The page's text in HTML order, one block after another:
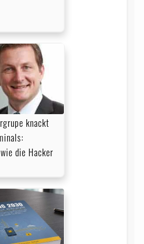
knackt
die Hacker